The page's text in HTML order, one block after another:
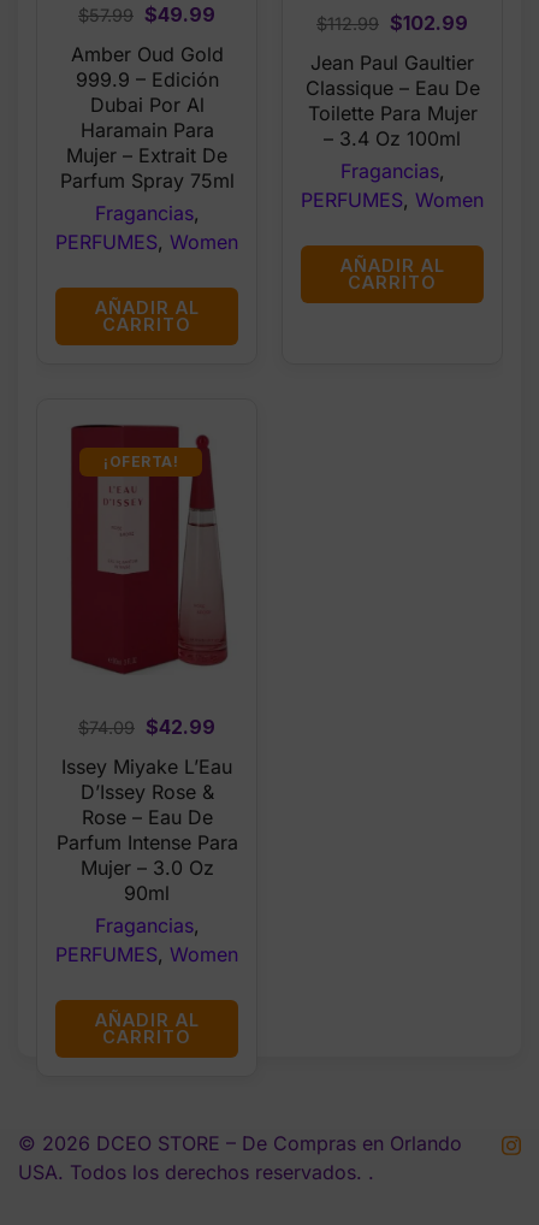
$57.99 Original
price
was:
$57.99.
$49.99
price
is:
Amber Oud Gold
999.9 – Edición
Dubai Por Al
Haramain Para
Mujer – Extrait De
Parfum Spray 75ml
Fragancias,
PERFUMES, Women
AÑADIR AL
CARRITO
$112.99 Original
price
was:
$112.99.
$102.99
is:
Jean Paul Gaultier
Classique – Eau De
Toilette Para Mujer
– 3.4 Oz 100ml
Fragancias,
PERFUMES, Women
AÑADIR AL
CARRITO
¡OFERTA!
$74.09 Original
price
was:
$74.09.
$42.99
Issey Miyake L’Eau
D’Issey Rose &
Rose – Eau De
Parfum Intense Para
Mujer – 3.0 Oz
90ml
Fragancias,
PERFUMES, Women
AÑADIR AL
CARRITO
© 2026 DCEO STORE – De Compras en Orlando
USA. Todos los derechos reservados. .